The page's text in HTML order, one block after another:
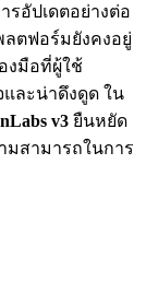
รอัปเดตอย่างต่อ
ลตฟอร์มยังคงอยู่
งมือที่ผู้ใช้
และน่าดึงดูด ใน
v3 ยืนหยัด
มสามารถในการ